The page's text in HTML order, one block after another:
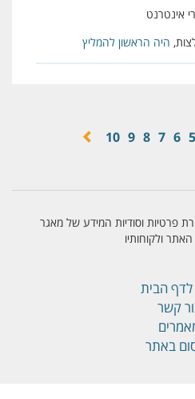
אינטרנט
היה הראשון להמליץ
5
6
7
8
9
10
פרטיות וסודיות המידע של מאגר
ולקוחותיו
לדף הבית
קשר
באתר